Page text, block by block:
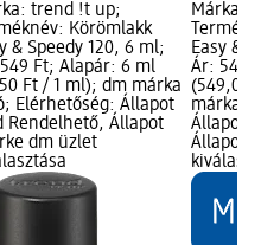
trend !t up;
Körömlakk
& Speedy 120, 6 ml;
Ft; Alapár: 6 ml
Ft / 1 ml); dm márka
Elérhetőség: Állapot
Rendelhető, Állapot
dm üzlet
Márka:
Easy &
Ár: 549
(549,00
márka
Állapot
Állapot